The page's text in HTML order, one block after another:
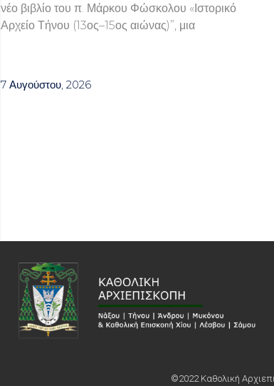
νέο βιβλίο του π. Μάρκου Φώσκολου «Ιστορικό
Αρχείο Τήνου (13ος–15ος αιώνας)”, μια
7 Αυγούστου, 2026
©2022 Καθολική